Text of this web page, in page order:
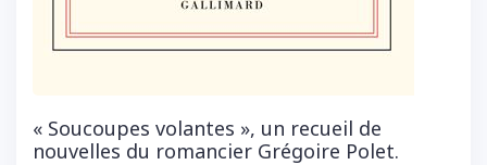
« Soucoupes volantes », un recueil de
nouvelles du romancier Grégoire Polet.